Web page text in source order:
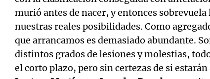
murió antes de nacer, y entonces
nuestras reales posibilidades. Como
que arrancamos es demasiado abundante.
distintos grados de lesiones y molestias,
el corto plazo, pero sin certezas de si